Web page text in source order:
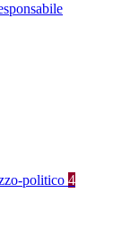
politico 4